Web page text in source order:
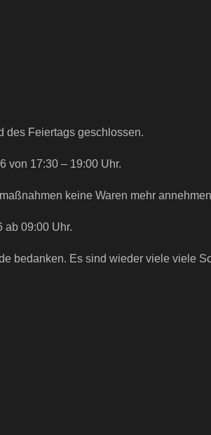
des Feiertags geschlossen.
von 17:30 – 19:00 Uhr.
keine Waren mehr
ab 09:00 Uhr.
bedanken. Es sind wieder viele viele